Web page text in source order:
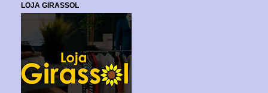
LOJA GIRASSOL